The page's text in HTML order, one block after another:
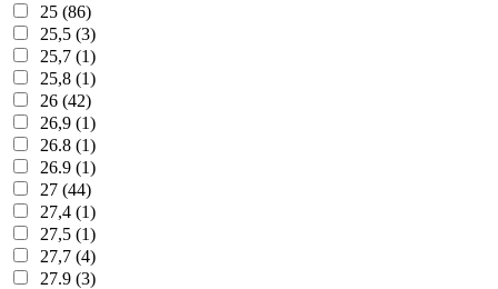
25 (86)
25,5 (3)
25,7 (1)
25,8 (1)
26 (42)
26,9 (1)
26.8 (1)
26.9 (1)
27 (44)
27,4 (1)
27,5 (1)
27,7 (4)
27.9 (3)